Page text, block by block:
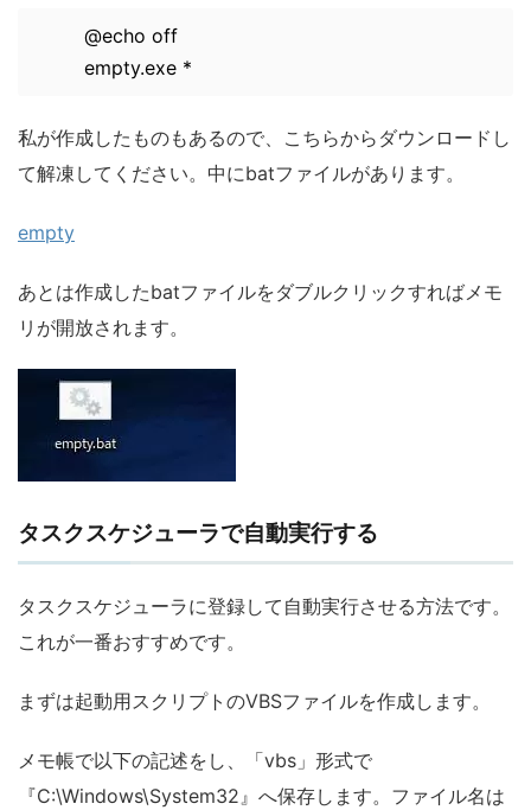
@echo off
empty.exe *
私が作成したものもあるので、こちらからダウンロードし
て解凍してください。中にbatファイルがあります。
empty
あとは作成したbatファイルをダブルクリックすればメモ
リが開放されます。
タスクスケジューラで自動実行する
タスクスケジューラに登録して自動実行させる方法です。
これが一番おすすめです。
まずは起動用スクリプトのVBSファイルを作成します。
メモ帳で以下の記述をし、「vbs」形式で
『C:\Windows\System32』へ保存します。ファイル名は